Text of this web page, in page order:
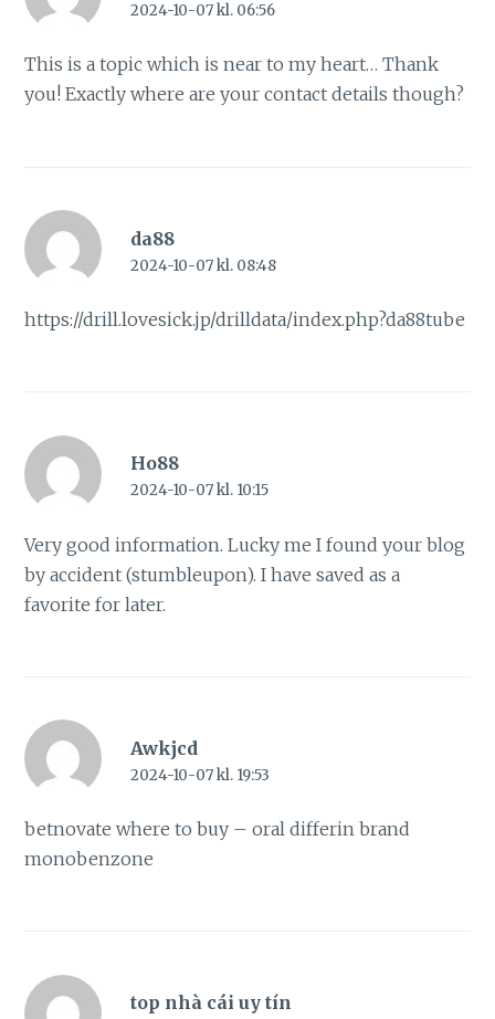
2024-10-07 kl. 06:56
This is a topic which is near to my heart… Thank
you! Exactly where are your contact details though?
da88
2024-10-07 kl. 08:48
https://drill.lovesick.jp/drilldata/index.php?da88tube
Ho88
2024-10-07 kl. 10:15
Very good information. Lucky me I found your blog
by accident (stumbleupon). I have saved as a
favorite for later.
Awkjcd
2024-10-07 kl. 19:53
betnovate where to buy –oral differin brand
monobenzone
top nhà cái uy tín